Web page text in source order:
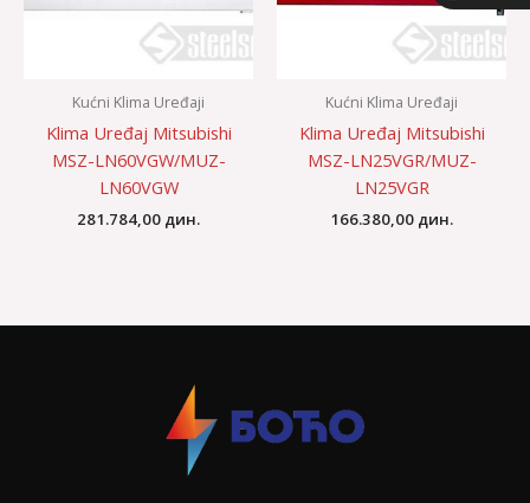
Kućni Klima Uređaji
Klima Uređaj Mitsubishi
MSZ-LN60VGW/MUZ-
LN60VGW
281.784,00 дин.
Kućni Klima Uređaji
Klima Uređaj Mitsubishi
MSZ-LN25VGR/MUZ-
LN25VGR
166.380,00 дин.
_
EUR